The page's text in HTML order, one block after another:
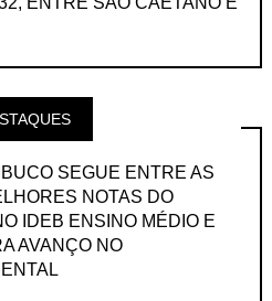
SEGUE ENTRE AS
NOTAS DO
IDEB ENSINO MÉDIO E
AVANÇO NO